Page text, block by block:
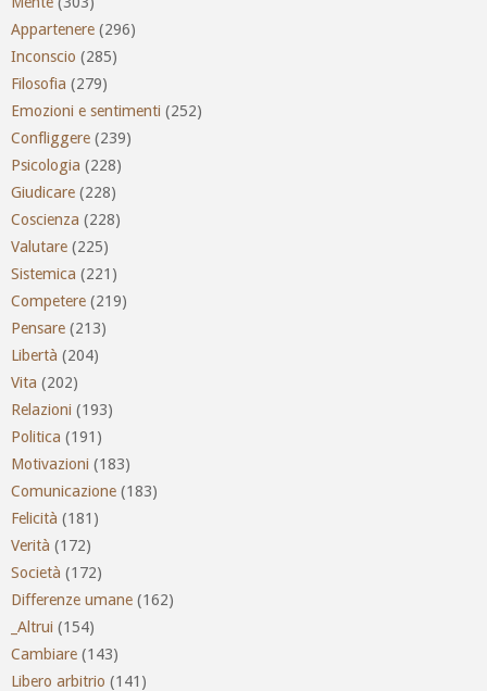
Appartenere (296)
Inconscio (285)
Filosofia (279)
Emozioni e sentimenti (252)
Confliggere (239)
Psicologia (228)
Giudicare (228)
Coscienza (228)
Valutare (225)
Sistemica (221)
Competere (219)
Pensare (213)
Libertà (204)
Vita (202)
Relazioni (193)
Politica (191)
Motivazioni (183)
Comunicazione (183)
Felicità (181)
Verità (172)
Società (172)
Differenze umane (162)
_Altrui (154)
Cambiare (143)
Libero arbitrio (141)